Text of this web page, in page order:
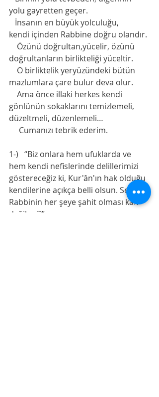
yolu gayretten geçer.
İnsanın en büyük yolculuğu,
kendi içinden Rabbine doğru olandır.
Özünü doğrultan,yücelir, özünü
doğrultanların birlikteliği yüceltir.
O birliktelik yeryüzündeki bütün
mazlumlara çare bulur deva olur.
Ama önce illaki herkes kendi
gönlünün sokaklarını temizlemeli,
düzeltmeli, düzenlemeli…
Cumanızı tebrik ederim.
1-)   “Biz onlara hem ufuklarda ve
hem kendi nefislerinde delillerimizi
göstereceğiz ki, Kur'ân'ın hak olduğu
kendilerine açıkça belli olsun. Senin
Rabbinin her şeye şahit olması kafi
değil mi?”